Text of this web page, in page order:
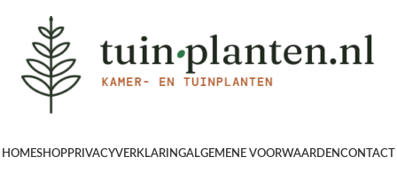
HOMESHOPPRIVACYVERKLARINGALGEMENE VOORWAARDENCONTACT